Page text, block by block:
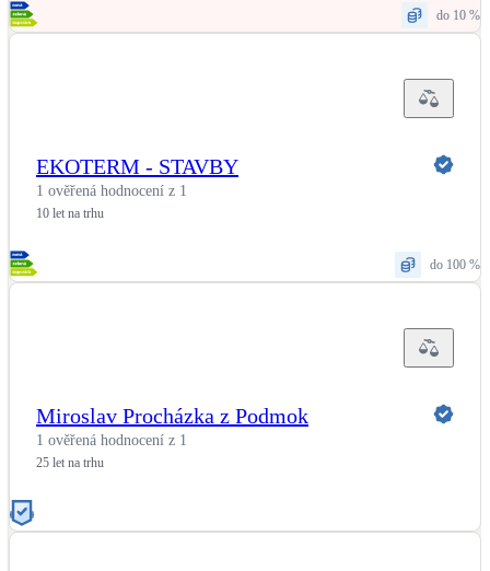
do 10 %
EKOTERM - STAVBY
1 ověřená hodnocení z 1
10 let na trhu
do 100 %
Miroslav Procházka z Podmok
1 ověřená hodnocení z 1
25 let na trhu